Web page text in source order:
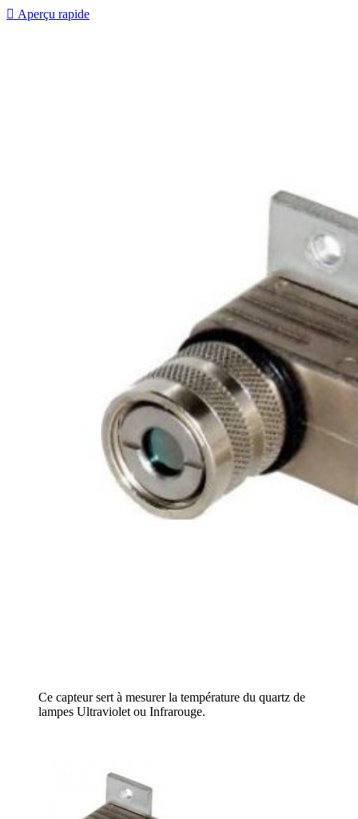
 Aperçu rapide
Ce capteur sert à mesurer la température du quartz de
lampes Ultraviolet ou Infrarouge.